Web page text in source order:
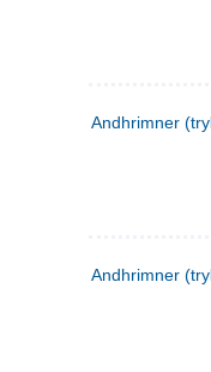
Andhrimner
Andhrimner